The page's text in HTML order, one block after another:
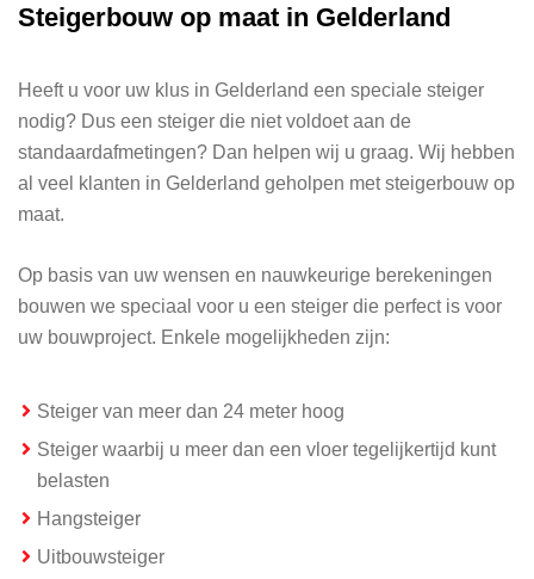
Steigerbouw op maat in Gelderland
Heeft u voor uw klus in Gelderland een speciale steiger
nodig? Dus een steiger die niet voldoet aan de
standaardafmetingen? Dan helpen wij u graag. Wij hebben
al veel klanten in Gelderland geholpen met steigerbouw op
maat.
Op basis van uw wensen en nauwkeurige berekeningen
bouwen we speciaal voor u een steiger die perfect is voor
uw bouwproject. Enkele mogelijkheden zijn:
Steiger van meer dan 24 meter hoog
Steiger waarbij u meer dan een vloer tegelijkertijd kunt
belasten
Hangsteiger
Uitbouwsteiger